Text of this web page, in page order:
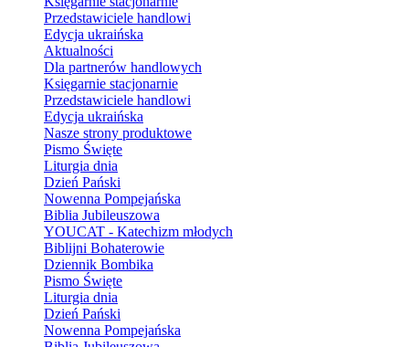
Przedstawiciele handlowi
Edycja ukraińska
Aktualności
Dla partnerów handlowych
Księgarnie stacjonarnie
Przedstawiciele handlowi
Edycja ukraińska
Nasze strony produktowe
Pismo Święte
Liturgia dnia
Dzień Pański
Nowenna Pompejańska
Biblia Jubileuszowa
YOUCAT - Katechizm młodych
Biblijni Bohaterowie
Dziennik Bombika
Pismo Święte
Liturgia dnia
Dzień Pański
Nowenna Pompejańska